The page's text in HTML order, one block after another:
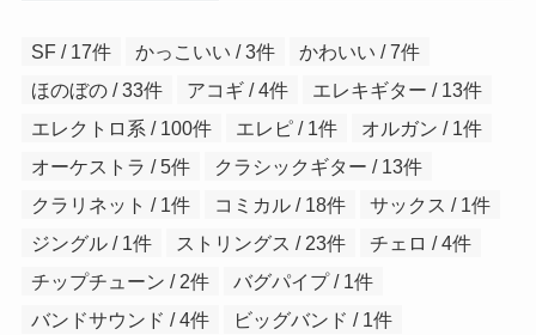
SF / 17件 かっこいい / 3件
かわいい / 7件
ほのぼの / 33件
アコギ / 4件
エレキギター / 13件
エレクトロ系 / 100件
エレピ / 1件
オルガン / 1件
オーケストラ / 5件
クラシックギター / 13件
クラリネット / 1件
コミカル / 18件
サックス / 1件
ジングル / 1件
ストリングス / 23件
チェロ / 4件
チップチューン / 2件
バグパイプ / 1件
バンドサウンド / 4件
ビッグバンド / 1件